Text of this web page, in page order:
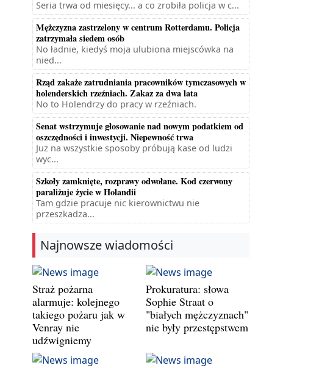
Seria trwa od miesięcy... a co zrobiła policja w c...
Mężczyzna zastrzelony w centrum Rotterdamu. Policja
zatrzymała siedem osób
No ładnie, kiedyś moja ulubiona miejscówka na
nied...
Rząd zakaże zatrudniania pracowników tymczasowych w
holenderskich rzeźniach. Zakaz za dwa lata
No to Holendrzy do pracy w rzeźniach.
Senat wstrzymuje głosowanie nad nowym podatkiem od
oszczędności i inwestycji. Niepewność trwa
Już na wszystkie sposoby próbują kase od ludzi
wyc...
Szkoły zamknięte, rozprawy odwołane. Kod czerwony
paraliżuje życie w Holandii
Tam gdzie pracuje nic kierownictwu nie
przeszkadza...
Najnowsze wiadomości
Straż pożarna
alarmuje: kolejnego
takiego pożaru jak w
Venray nie
udźwigniemy
Prokuratura: słowa
Sophie Straat o
"białych mężczyznach"
nie były przestępstwem